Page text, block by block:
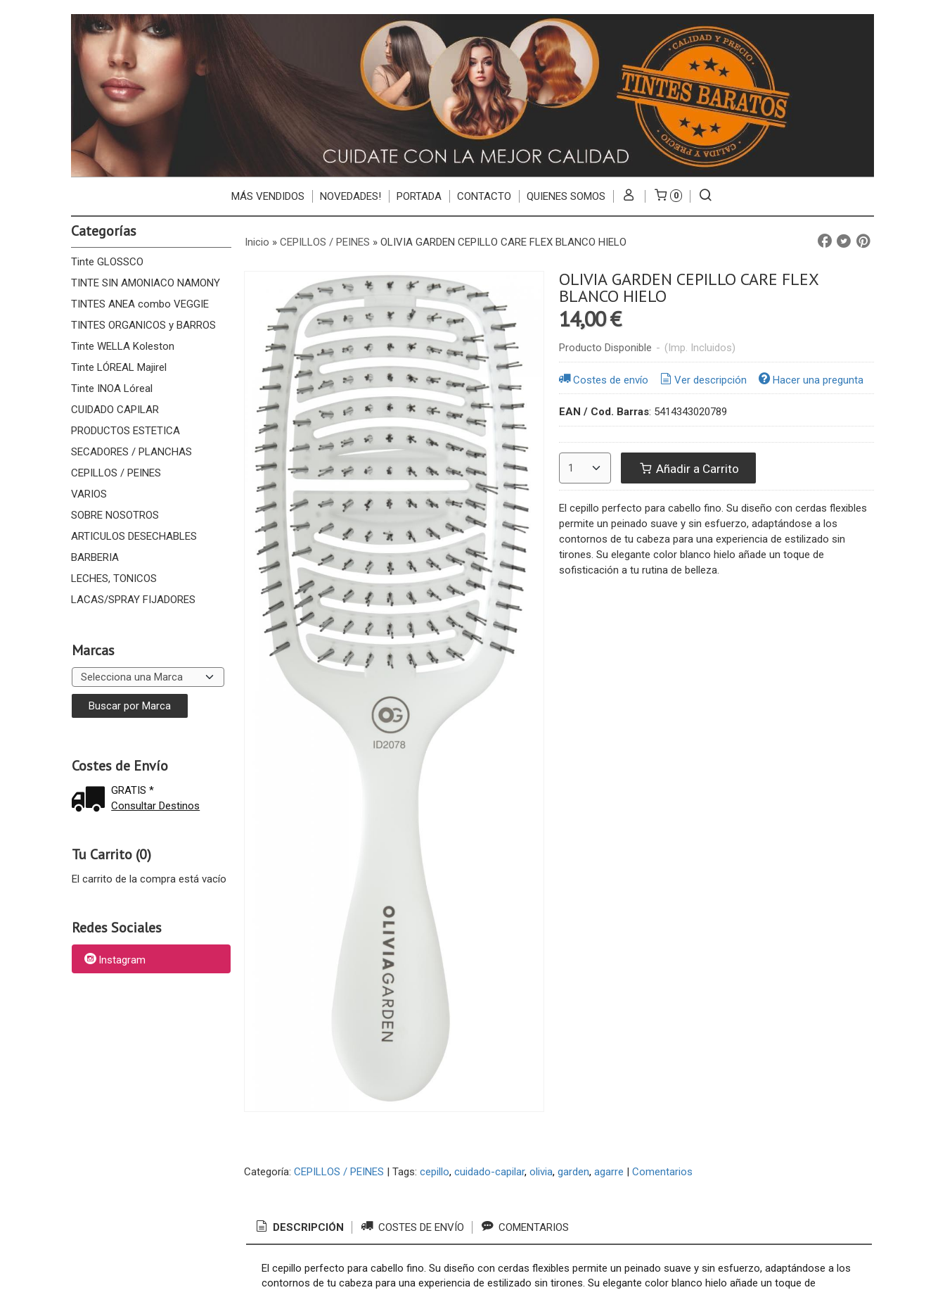
MÁS VENDIDOS NOVEDADES! PORTADA CONTACTO QUIENES SOMOS 0
Categorías
Tinte GLOSSCO
TINTE SIN AMONIACO NAMONY
TINTES ANEA combo VEGGIE
TINTES ORGANICOS y BARROS
Tinte WELLA Koleston
Tinte LÓREAL Majirel
Tinte INOA Lóreal
CUIDADO CAPILAR
PRODUCTOS ESTETICA
SECADORES / PLANCHAS
CEPILLOS / PEINES
VARIOS
SOBRE NOSOTROS
ARTICULOS DESECHABLES
BARBERIA
LECHES, TONICOS
LACAS/SPRAY FIJADORES
Marcas
Costes de Envío
GRATIS *
Consultar Destinos
Tu Carrito (0)
El carrito de la compra está vacío
Redes Sociales
Instagram
Inicio » CEPILLOS / PEINES » OLIVIA GARDEN CEPILLO CARE FLEX BLANCO HIELO
OLIVIA GARDEN CEPILLO CARE FLEX
BLANCO HIELO
14,00 €
Producto Disponible - (Imp. Incluidos)
Costes de envío Ver descripción Hacer una pregunta
EAN / Cod. Barras: 5414343020789
Añadir a Carrito
El cepillo perfecto para cabello fino. Su diseño con cerdas flexibles
permite un peinado suave y sin esfuerzo, adaptándose a los
contornos de tu cabeza para una experiencia de estilizado sin
tirones. Su elegante color blanco hielo añade un toque de
sofisticación a tu rutina de belleza.
Categoría: CEPILLOS / PEINES Tags: cepillo cuidado-capilar olivia garden agarre Comentarios
DESCRIPCIÓN COSTES DE ENVÍO COMENTARIOS
El cepillo perfecto para cabello fino. Su diseño con cerdas flexibles permite un peinado suave y sin esfuerzo, adaptándose a los
contornos de tu cabeza para una experiencia de estilizado sin tirones. Su elegante color blanco hielo añade un toque de